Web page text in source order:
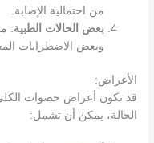
من احتمالية الإصابة.
بعض الحالات الطبية:
وبعض الاضطرابات
الأعراض:
قد تكون أعراض حصوات
الحالة، يمكن أن تشمل: